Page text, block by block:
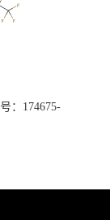
：174675-